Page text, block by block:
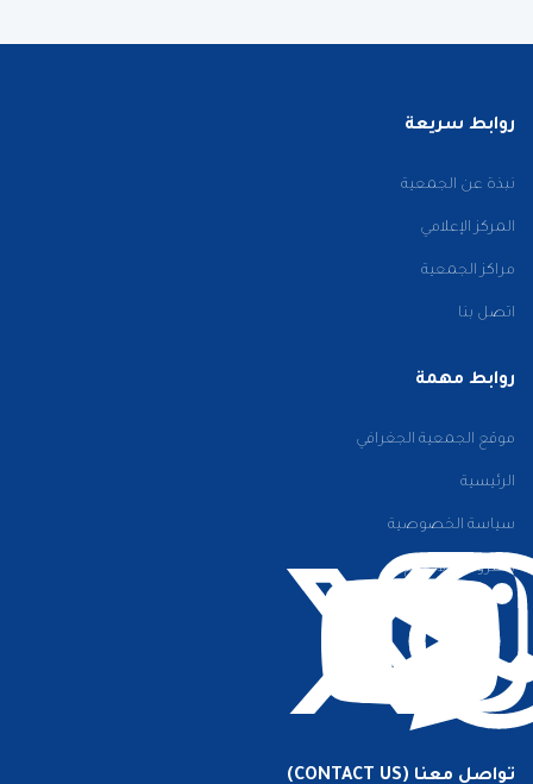
روابط سريعة
نبذة عن الجمعية
المركز الإعلامي
مراكز الجمعية
اتصل بنا
روابط مهمة
موقع الجمعية الجغرافي
الرئيسية
سياسة الخصوصية
الشروط والأحكام
تواصل معنا (CONTACT US)